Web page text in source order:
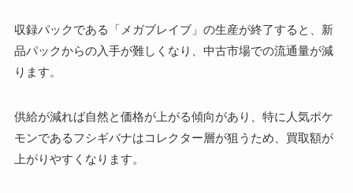
収録パックである「メガブレイブ」の生産が終了すると、新
品パックからの入手が難しくなり、中古市場での流通量が減
ります。
供給が減れば自然と価格が上がる傾向があり、特に人気ポケ
モンであるフシギバナはコレクター層が狙うため、買取額が
上がりやすくなります。